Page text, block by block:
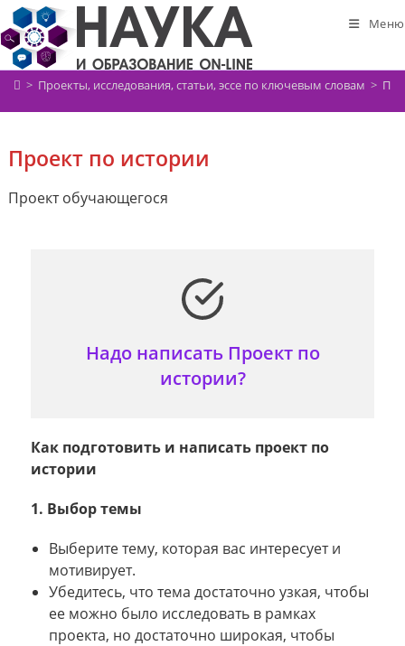
Перейти
к
содержимому
Меню
> Проекты, исследования, статьи, эссе по ключевым словам >
Проект по истории
Проект обучающегося
Надо написать Проект по
истории?
Как подготовить и написать проект по
истории
1. Выбор темы
Выберите тему, которая вас интересует и
мотивирует.
Убедитесь, что тема достаточно узкая, чтобы
ее можно было исследовать в рамках
проекта, но достаточно широкая, чтобы